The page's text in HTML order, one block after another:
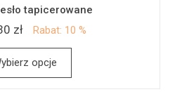
tapicerowane
zł Rabat: 10 %
opcje